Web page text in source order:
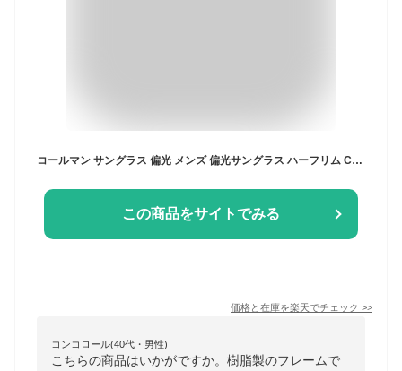
コールマン サングラス 偏光 メンズ 偏光サングラス ハーフリム Coleman CO3069 CO3081 CO3086 UVカット スポーツ 運転用 車 釣り ゴルフ アウトドア ブランド かっこいい おしゃれ マラソン サイクリング 自転車 カジュアル 紫外線対策 日差し 眩しさ 対策
この商品をサイトでみる
価格と在庫を楽天でチェック >>
コンコロール(40代・男性)
こちらの商品はいかがですか。樹脂製のフレームで